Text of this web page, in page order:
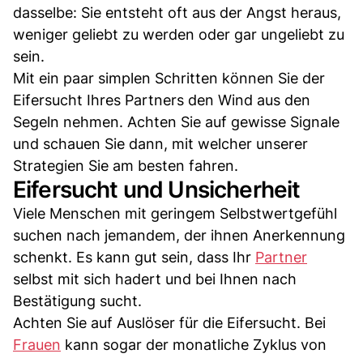
dasselbe: Sie entsteht oft aus der Angst heraus,
weniger geliebt zu werden oder gar ungeliebt zu
sein.
Mit ein paar simplen Schritten können Sie der
Eifersucht Ihres Partners den Wind aus den
Segeln nehmen. Achten Sie auf gewisse Signale
und schauen Sie dann, mit welcher unserer
Strategien Sie am besten fahren.
Eifersucht und Unsicherheit
Viele Menschen mit geringem Selbstwertgefühl
suchen nach jemandem, der ihnen Anerkennung
schenkt. Es kann gut sein, dass Ihr Partner
selbst mit sich hadert und bei Ihnen nach
Bestätigung sucht.
Achten Sie auf Auslöser für die Eifersucht. Bei
Frauen kann sogar der monatliche Zyklus von